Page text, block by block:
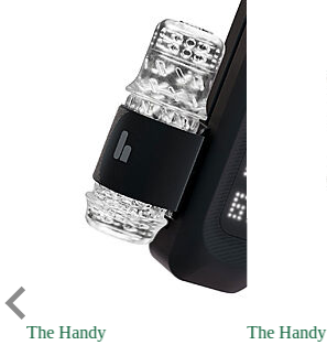
The Handy The Handy